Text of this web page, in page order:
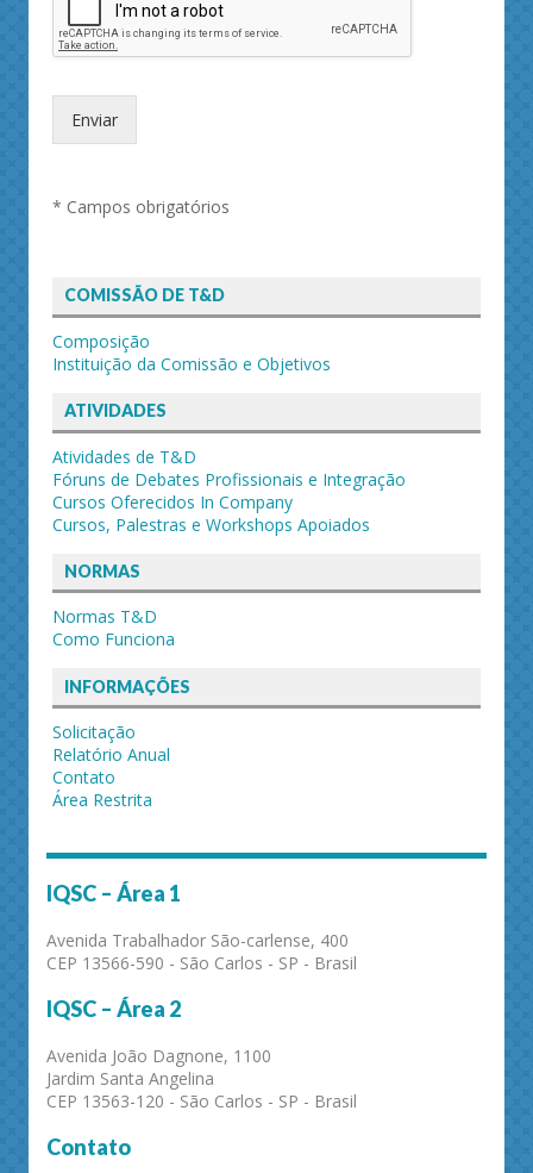
Enviar
* Campos obrigatórios
COMISSÃO DE T&D
Composição
Instituição da Comissão e Objetivos
ATIVIDADES
Atividades de T&D
Fóruns de Debates Profissionais e Integração
Cursos Oferecidos In Company
Cursos, Palestras e Workshops Apoiados
NORMAS
Normas T&D
Como Funciona
INFORMAÇÕES
Solicitação
Relatório Anual
Contato
Área Restrita
IQSC – Área 1
Avenida Trabalhador São-carlense, 400
CEP 13566-590 - São Carlos - SP - Brasil
IQSC – Área 2
Avenida João Dagnone, 1100
Jardim Santa Angelina
CEP 13563-120 - São Carlos - SP - Brasil
Contato